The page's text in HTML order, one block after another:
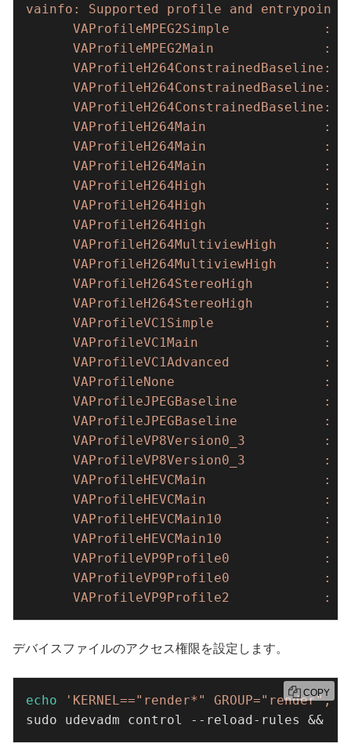
vainfo: Supported profile and entrypoints
VAProfileMPEG2Simple            :
VAProfileMPEG2Main              :
VAProfileH264ConstrainedBaseline:
VAProfileH264ConstrainedBaseline:
VAProfileH264ConstrainedBaseline:
VAProfileH264Main               :
VAProfileH264Main               :
VAProfileH264Main               :
VAProfileH264High               :
VAProfileH264High               :
VAProfileH264High               :
VAProfileH264MultiviewHigh      :
VAProfileH264MultiviewHigh      :
VAProfileH264StereoHigh         :
VAProfileH264StereoHigh         :
VAProfileVC1Simple              :
VAProfileVC1Main                :
VAProfileVC1Advanced            :
VAProfileNone                   :
VAProfileJPEGBaseline           :
VAProfileJPEGBaseline           :
VAProfileVP8Version0_3          :
VAProfileVP8Version0_3          :
VAProfileHEVCMain               :
VAProfileHEVCMain               :
VAProfileHEVCMain10             :
VAProfileHEVCMain10             :
VAProfileVP9Profile0            :
VAProfileVP9Profile0            :
VAProfileVP9Profile2            :
デバイスファイルのアクセス権限を設定します。
echo
'KERNEL=="render*" GROUP="render",
sudo udevadm control --reload-rules &&
COPY